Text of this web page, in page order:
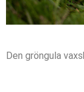
Den gröngula